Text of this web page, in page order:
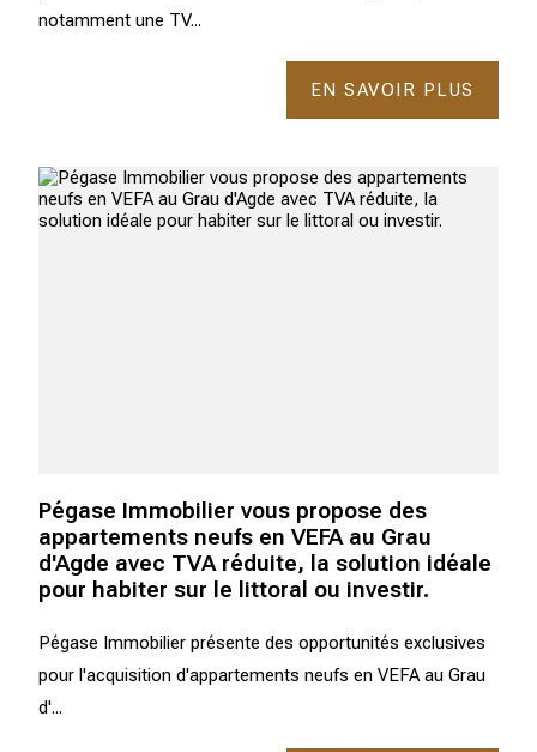
notamment une TV...
EN SAVOIR PLUS
Pégase Immobilier vous propose des
appartements neufs en VEFA au Grau
d'Agde avec TVA réduite, la solution idéale
pour habiter sur le littoral ou investir.
Pégase Immobilier présente des opportunités exclusives
pour l'acquisition d'appartements neufs en VEFA au Grau
d'...